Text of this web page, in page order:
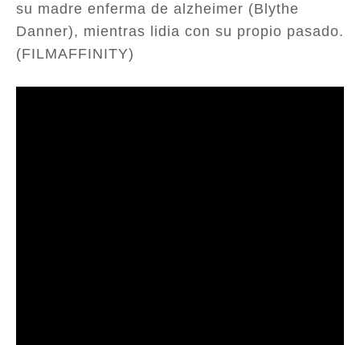
su madre enferma de alzheimer (Blythe
Danner), mientras lidia con su propio pasado.
(FILMAFFINITY)